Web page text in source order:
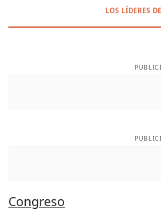
LOS LÍDERES
Congreso